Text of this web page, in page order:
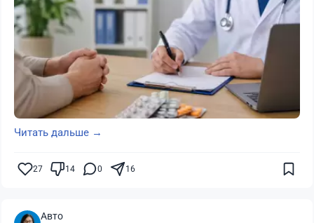
Читать дальше →
27 14 0 16
Авто